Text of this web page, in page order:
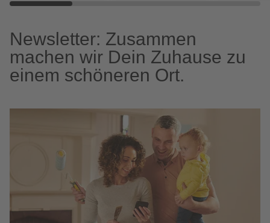
Newsletter: Zusammen
machen wir Dein Zuhause zu
einem schöneren Ort.